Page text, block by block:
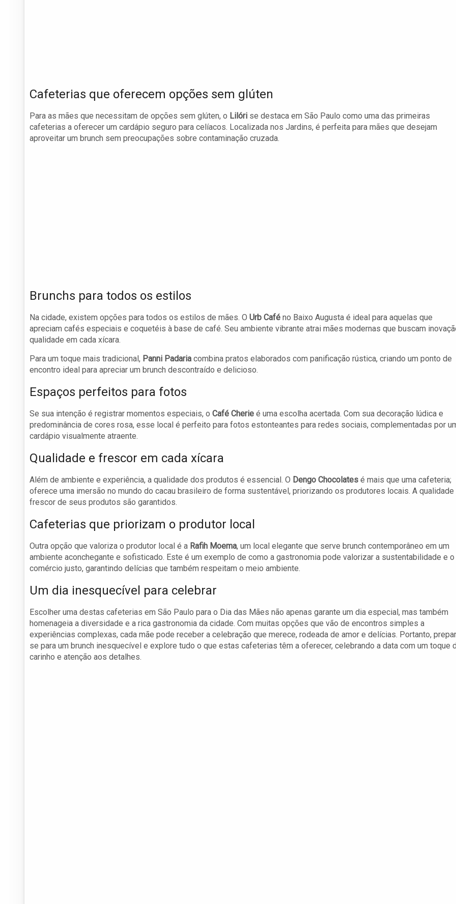
Cafeterias que oferecem opções sem glúten
Para as mães que necessitam de opções sem glúten, o Lilóri se destaca em São Paulo como uma das primeiras
cafeterias a oferecer um cardápio seguro para celíacos. Localizada nos Jardins, é perfeita para mães que desejam
aproveitar um brunch sem preocupações sobre contaminação cruzada.
Brunchs para todos os estilos
Na cidade, existem opções para todos os estilos de mães. O Urb Café no Baixo Augusta é ideal para aquelas que
apreciam cafés especiais e coquetéis à base de café. Seu ambiente vibrante atrai mães modernas que buscam
qualidade em cada xícara.
Para um toque mais tradicional, Panni Padaria combina pratos elaborados com panificação rústica, criando um ponto de
encontro ideal para apreciar um brunch descontraído e delicioso.
Espaços perfeitos para fotos
Se sua intenção é registrar momentos especiais, o Café Cherie é uma escolha acertada. Com sua decoração lúdica e
predominância de cores rosa, esse local é perfeito para fotos estonteantes para redes sociais, complementadas por
cardápio visualmente atraente.
Qualidade e frescor em cada xícara
Além de ambiente e experiência, a qualidade dos produtos é essencial. O Dengo Chocolates é mais que uma cafeteria;
oferece uma imersão no mundo do cacau brasileiro de forma sustentável, priorizando os produtores locais. A qualidade
frescor de seus produtos são garantidos.
Cafeterias que priorizam o produtor local
Outra opção que valoriza o produtor local é a Rafih Moema, um local elegante que serve brunch contemporâneo em um
ambiente aconchegante e sofisticado. Este é um exemplo de como a gastronomia pode valorizar a sustentabilidade e o
comércio justo, garantindo delícias que também respeitam o meio ambiente.
Um dia inesquecível para celebrar
Escolher uma destas cafeterias em São Paulo para o Dia das Mães não apenas garante um dia especial, mas também
homenageia a diversidade e a rica gastronomia da cidade. Com muitas opções que vão de encontros simples a
experiências complexas, cada mãe pode receber a celebração que merece, rodeada de amor e delícias. Portanto,
se para um brunch inesquecível e explore tudo o que estas cafeterias têm a oferecer, celebrando a data com um toque
carinho e atenção aos detalhes.